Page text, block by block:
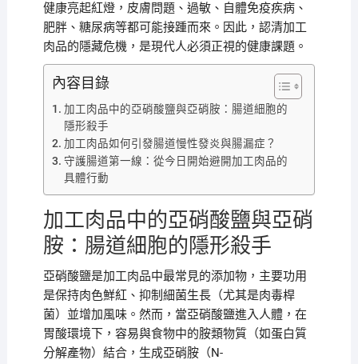
健康亮起紅燈，皮膚問題、過敏、自體免疫疾病、
肥胖、糖尿病等都可能接踵而來。因此，認清加工
肉品的隱藏危機，是現代人必須正視的健康課題。
內容目錄
加工肉品中的亞硝酸鹽與亞硝胺：腸道細胞的
隱形殺手
加工肉品如何引發腸道慢性發炎與腸漏症？
守護腸道第一線：從今日開始避開加工肉品的
具體行動
加工肉品中的亞硝酸鹽與亞硝
胺：腸道細胞的隱形殺手
亞硝酸鹽是加工肉品中最常見的添加物，主要功用
是保持肉色鮮紅、抑制細菌生長（尤其是肉毒桿
菌）並增加風味。然而，當亞硝酸鹽進入人體，在
胃酸環境下，容易與食物中的胺類物質（如蛋白質
分解產物）結合，生成亞硝胺（N-